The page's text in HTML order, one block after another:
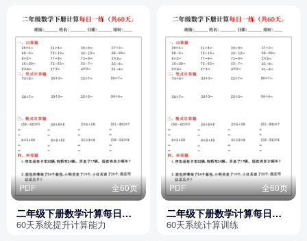
PDF 全60页
二年级下册数学计算每日一
练60天（口算竖式脱式应用
题）
60天系统提升计算能力
PDF 全60页
二年级下册数学计算每日一
练（共60天）
60天系统计算训练